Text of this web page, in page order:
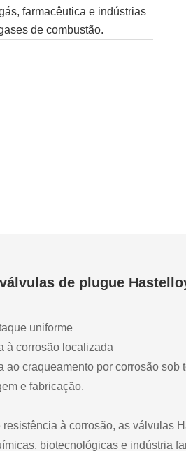
farmacêutica e indústrias
de combustão.
de plugue
uniforme
à corrosão localizada
ao craqueamento por corrosão sob
e fabricação.
à corrosão, as válvulas
biotecnológicas e indústria